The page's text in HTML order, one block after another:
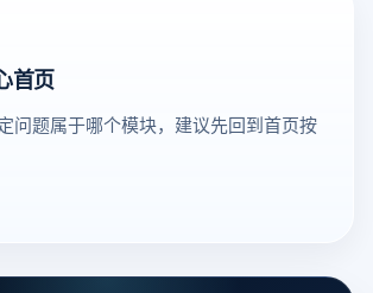
送得越多！快来加入我们的618狂欢大
做市场调研和广告投放时体验更顺畅。
/ Amazon / Shopee 等多平台运营场
步搞定步骤操作1打开云登指纹浏览器
登录账号（新用户自动参与活动一）2
3选择或搜索对应地区代理，可选 3 个
可在「平台代理」中查看使用活动时间
首页
问题属于哪个模块，建议先回到首页按